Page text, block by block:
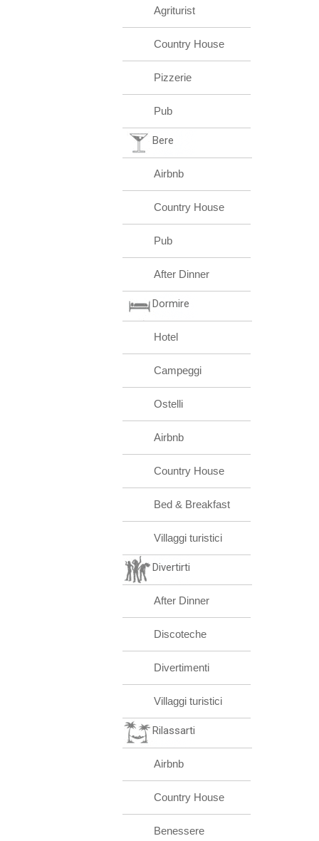
Agriturist
Country House
Pizzerie
Pub
Bere
Airbnb
Country House
Pub
After Dinner
Dormire
Hotel
Campeggi
Ostelli
Airbnb
Country House
Bed & Breakfast
Villaggi turistici
Divertirti
After Dinner
Discoteche
Divertimenti
Villaggi turistici
Rilassarti
Airbnb
Country House
Benessere